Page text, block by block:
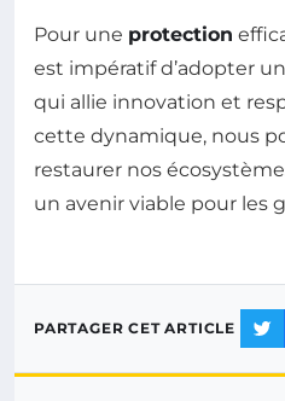
Pour une protection
est impératif d’adopter
qui allie innovation et
cette dynamique, nous
restaurer nos
un avenir viable pour les
PARTAGER CET ARTICLE